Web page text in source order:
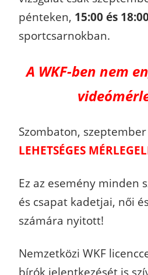
pénteken, 15:00 és
sportcsarnokban.
A WKF-ben nem
Szombaton,
LEHETSÉGES
Ez az esemény minden
és csapat kadetjai, női
számára nyitott!
Nemzetközi WKF
bírók jelentkezését is